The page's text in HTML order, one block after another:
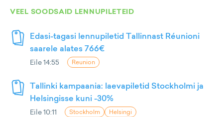
VEEL SOODSAID LENNUPILETEID
Edasi-tagasi lennupiletid Tallinnast Réunioni
saarele alates 766€
Eile 14:55 Reunion
Tallinki kampaania: laevapiletid Stockholmi ja
Helsingisse kuni -30%
Eile 10:11 Stockholm Helsingi